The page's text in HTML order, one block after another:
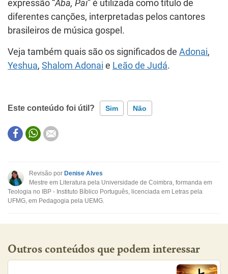
expressão “Aba, Pai” é utilizada como título de
diferentes canções, interpretadas pelos cantores
brasileiros de música gospel.
Veja também quais são os significados de Adonai,
Yeshua, Shalom Adonai e Leão de Judá.
Este conteúdo foi útil? Sim Não
Este conteúdo não tem a informação que procuro
Outro
Revisão por Denise Alves
Mestre em Literatura pela Universidade de Coimbra, formanda em
Teologia no IBP - Instituto Bíblico Português, licenciada em Letras pela
UFMG, em Pedagogia pela UEMG.
Outros conteúdos que podem interessar